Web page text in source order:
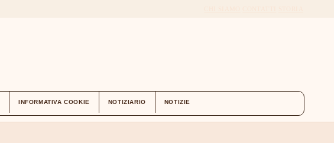
INFORMATIVA COOKIE NOTIZIARIO NOTIZIE